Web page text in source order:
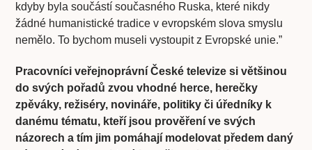
kdyby byla součástí současného Ruska, které nikdy
žádné humanistické tradice v evropském slova smyslu
nemělo. To bychom museli vystoupit z Evropské unie.”
Pracovníci veřejnoprávní České televize si většinou
do svých pořadů zvou vhodné herce, herečky
zpěváky, režiséry, novináře, politiky či úředníky k
danému tématu, kteří jsou prověření ve svých
názorech a tím jim pomáhají modelovat předem daný